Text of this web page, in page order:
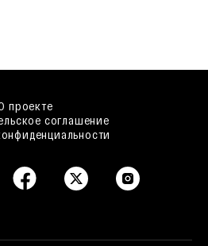
проекте
соглашение